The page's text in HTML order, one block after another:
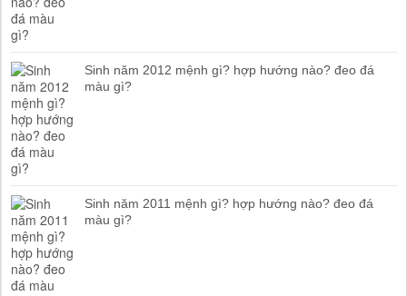
Sinh năm 2012 mệnh gì? hợp hướng nào? đeo đá
màu gì?
Sinh năm 2011 mệnh gì? hợp hướng nào? đeo đá
màu gì?